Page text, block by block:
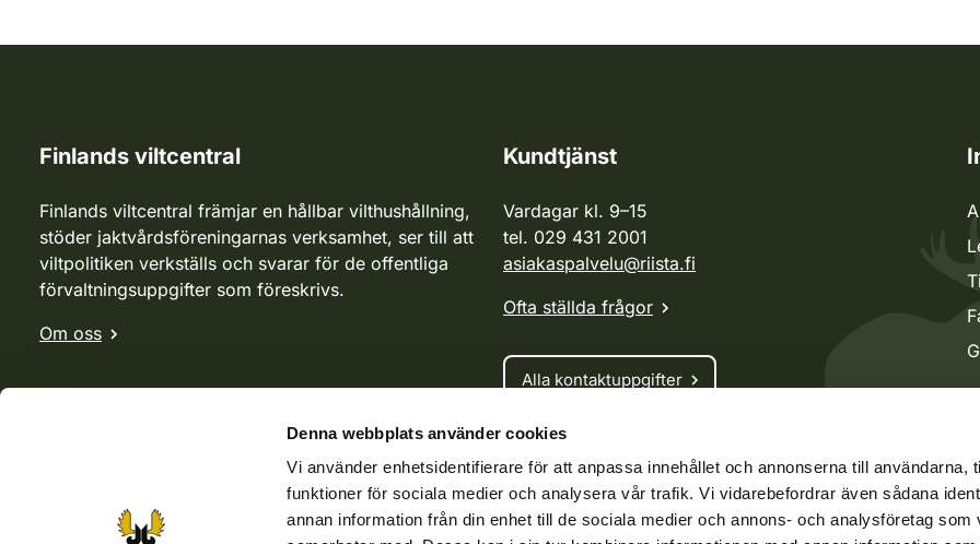
Denna webbplats använder cookies
Vi använder enhetsidentifierare för att anpassa innehållet och annonserna till användarna,
funktioner för sociala medier och analysera vår trafik. Vi vidarebefordrar även sådana
annan information från din enhet till de sociala medier och annons- och analysföretag som
Finlands viltcentral
Finlands viltcentral främjar en hållbar vilthushållning,
stöder jaktvårdsföreningarnas verksamhet, ser till att
viltpolitiken verkställs och svarar för de offentliga
förvaltningsuppgifter som föreskrivs.
Om oss
Kundtjänst
Vardagar kl. 9–15
tel. 029 431 2001
asiakaspalvelu@riista.fi
Ofta ställda frågor
Alla kontaktuppgifter
Jaktkort
Oma riista -tjänsten
Ansökan om licenser och dispenser